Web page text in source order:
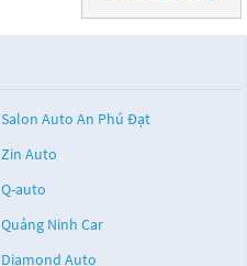
Salon Auto An Phú Đạt
Zin Auto
Q-auto
Quảng Ninh Car
Diamond Auto